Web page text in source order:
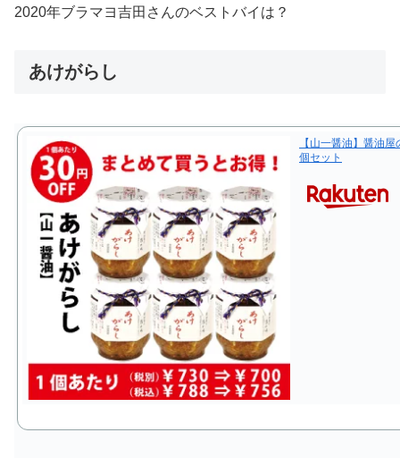
2020年ブラマヨ吉田さんのベストバイは？
あけがらし
【山一醤油】醤
個セット